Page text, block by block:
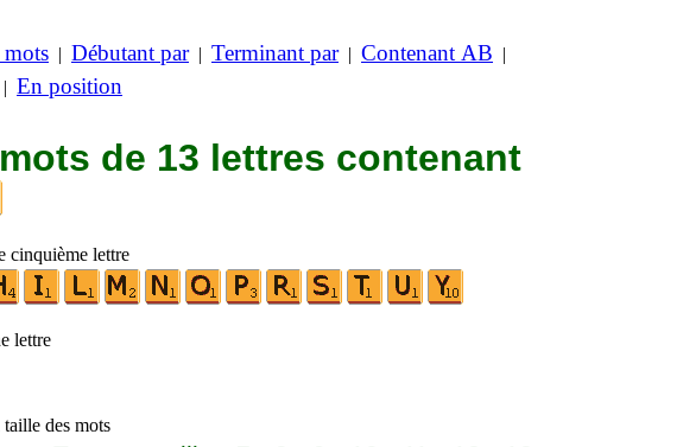
mots | Débutant par| Terminant par| Contenant AB |
| En position
de 13 lettres contenant
cinquième lettre
lettre
des mots